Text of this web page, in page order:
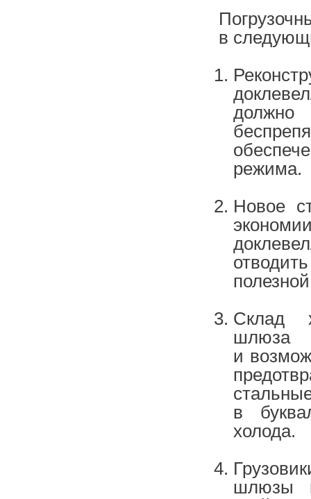
в
режима.
Новое
Склад
шлюза
и
в
холода.
шлюзы